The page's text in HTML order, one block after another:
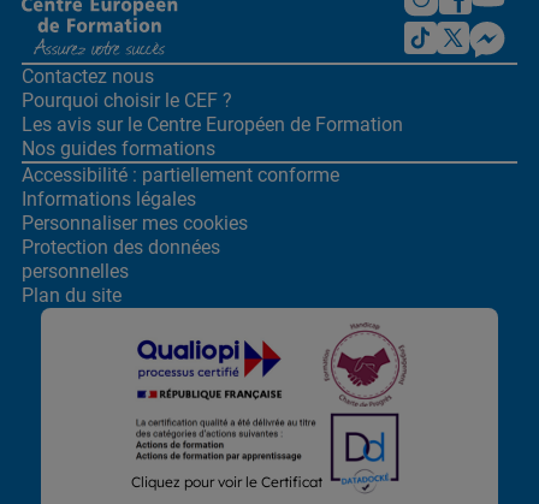
Cliquez pour voir le Certificat
Contactez nous
Pourquoi choisir le CEF ?
Les avis sur le Centre Européen de Formation
Nos guides formations
Accessibilité : partiellement conforme
Informations légales
Personnaliser mes cookies
Protection des données
personnelles
Plan du site
Lors de la navigation sur notre site, nous recueillons et traitons
des données vous concernant qui nous permettent de vous